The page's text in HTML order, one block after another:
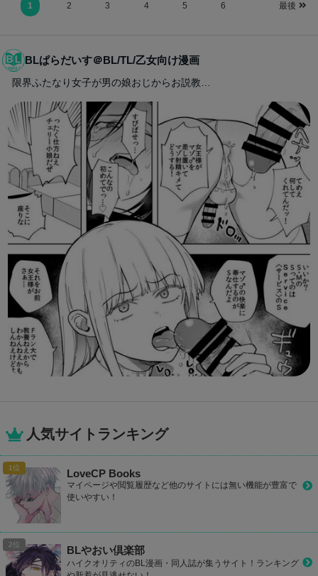
1 2 3 4 5 6 最後
BLぱらだいす＠BL/TL/乙女向け漫画
限界ふたなり女子が男の娘おじからお説教…
人気サイトランキング
LoveCP Books
マイページや閲覧履歴など他のサイトには無い機能が豊富で
使いやすい！
BLやおい倶楽部
ハイクオリティのBL漫画・同人誌が集うサイト！ランキング